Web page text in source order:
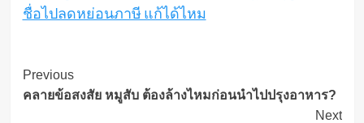
ชื่อไปลดหย่อนภาษี แก้ได้ไหม
Post
Navigation
Previous
คลายข้อสงสัย หมูสับ ต้องล้างไหมก่อนนำไปปรุงอาหาร?
Next